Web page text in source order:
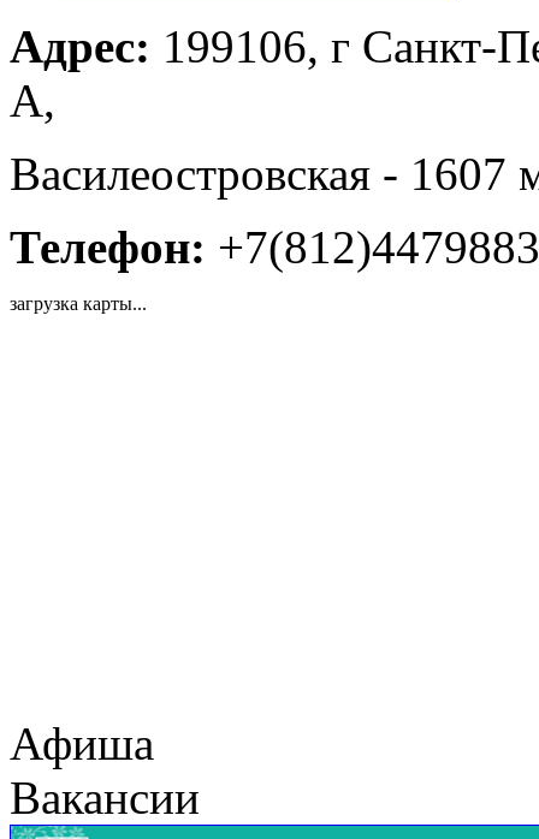
Адрес: 199106, г Санкт-
А,
Василеостровская - 1607
Телефон: +7(812)4479883
загрузка карты...
Афиша
Вакансии